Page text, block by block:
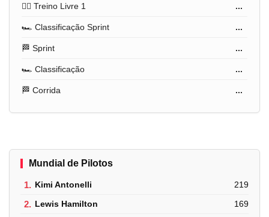
🏋️‍♂️ Treino Livre 1
...
🏎️ Classificação Sprint ...
🏁 Sprint ...
🏎️ Classificação ...
🏁 Corrida ...
Mundial de Pilotos
1. Kimi Antonelli 219
2. Lewis Hamilton 169